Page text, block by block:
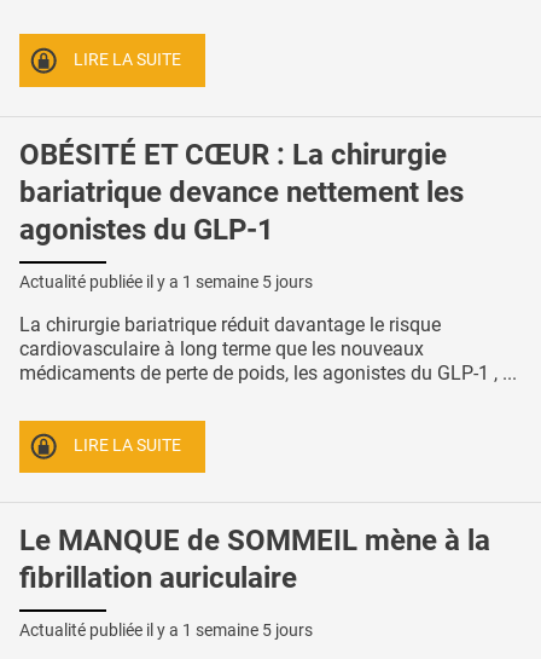
LIRE LA SUITE
OBÉSITÉ ET CŒUR : La chirurgie
bariatrique devance nettement les
agonistes du GLP-1
Actualité publiée il y a 1 semaine 5 jours
La chirurgie bariatrique réduit davantage le risque
cardiovasculaire à long terme que les nouveaux
médicaments de perte de poids, les agonistes du GLP-1 , ...
LIRE LA SUITE
Le MANQUE de SOMMEIL mène à la
fibrillation auriculaire
Actualité publiée il y a 1 semaine 5 jours